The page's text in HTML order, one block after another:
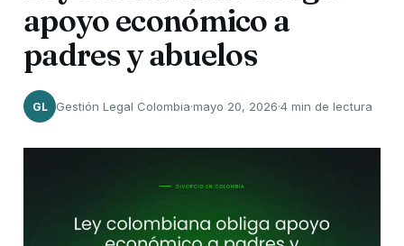
apoyo económico a
padres y abuelos
GL Gestión Legal Colombia·mayo 20, 2026·4 min de lectura